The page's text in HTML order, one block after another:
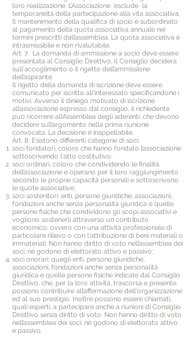
loro realizzazione. L’Associazione esclude la
temporaneità della partecipazione alla vita associativa.
Il mantenimento della qualifica di socio è subordinato
al pagamento della quota associativa annuale nei
termini prescritti dall’assemblea. La quota associativa è
intrasmissibile e non rivalutabile.
Art. 7. La domanda di ammissione a socio deve essere
presentata al Consiglio Direttivo. Il Consiglio deciderà
sull'accoglimento o il rigetto dell’ammissione
dell’aspirante.
Il rigetto della domanda di iscrizione deve essere
comunicato per iscritto all'interessato specificandone i
motivi. Avverso il diniego motivato di iscrizione
all’associazione espresso dal consiglio, il richiedente
può ricorrere all’Assemblea degli aderenti, che devono
decidere sull’argomento nella prima riunione
convocata. La decisione è inappellabile.
Art. 8. Esistono differenti categorie di soci:
soci fondatori, coloro che hanno fondato l’associazione
sottoscrivendo l'atto costitutivo;
soci ordinari, coloro che condividendo le finalità
dell’associazione e operano per il loro raggiungimento
secondo le proprie capacità personali e sottoscrivono
le quote associative;
soci sostenitori: enti, persone giuridiche, associazioni,
fondazioni anche senza personalità giuridica e quelle
persone fisiche che condividono gli scopi associativi e
vogliono sostenerli attraverso un contributo
economico, ovvero con una attività professionale di
particolare rilievo o con l'attribuzione di beni materiali o
immateriali. Non hanno diritto di voto nell’assemblea dei
soci, né godono di elettorato attivo e passivo;
soci onorari: quegli enti, persone giuridiche,
associazioni, fondazioni anche senza personalità
giuridica e quelle persone fisiche indicate dal Consiglio
Direttivo, che, per la loro attività, trascorsa e presente,
possono contribuire all’affermazione dell'organizzazione
ed al suo prestigio. Inoltre possono essere chiamati,
quali esperti, a partecipare anche a riunioni di Consiglio
Direttivo senza diritto di voto. Non hanno diritto di voto
nell’assemblea dei soci, né godono di elettorato attivo
e passivo.